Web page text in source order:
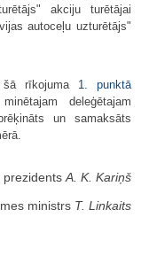
akciju turētājai
autoceļu uzturētājs"
šā rīkojuma 1. punktā
deleģētajam
un samaksāts
prezidents A. K. Kariņš
ministrs T. Linkaits